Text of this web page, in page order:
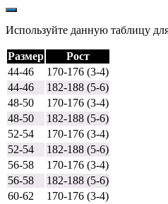
Используйте данную таблицу
Размер
Рост
44-46
170-176 (3-4)
44-46
182-188 (5-6)
48-50
170-176 (3-4)
48-50
182-188 (5-6)
52-54
170-176 (3-4)
52-54
182-188 (5-6)
56-58
170-176 (3-4)
56-58
182-188 (5-6)
60-62
170-176 (3-4)